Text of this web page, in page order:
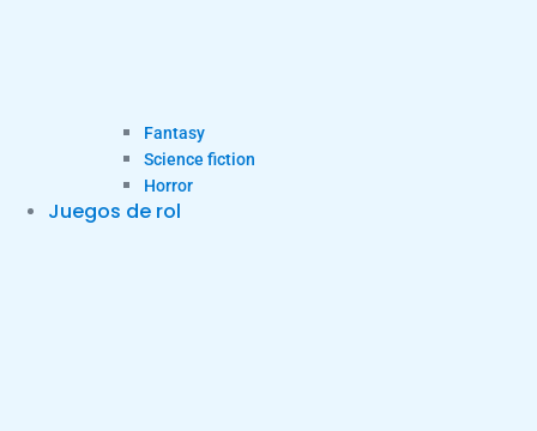
Fantasy
Science fiction
Horror
Juegos de rol